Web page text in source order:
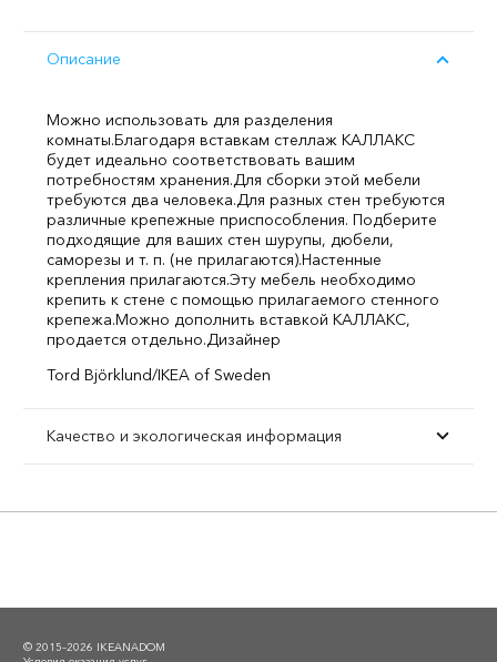
Описание
Можно использовать для разделения
комнаты.Благодаря вставкам стеллаж КАЛЛАКС
будет идеально соответствовать вашим
потребностям хранения.Для сборки этой мебели
требуются два человека.Для разных стен требуются
различные крепежные приспособления. Подберите
подходящие для ваших стен шурупы, дюбели,
саморезы и т. п. (не прилагаются).Настенные
крепления прилагаются.Эту мебель необходимо
крепить к стене с помощью прилагаемого стенного
крепежа.Можно дополнить вставкой КАЛЛАКС,
продается отдельно.Дизайнер
Tord Björklund/IKEA of Sweden
Качество и экологическая информация
© 2015–2026 IKEANADOM